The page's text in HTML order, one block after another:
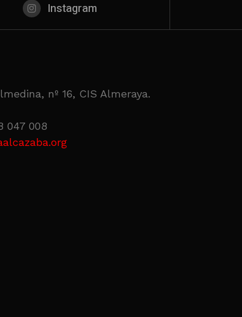
Instagram
nº 16, CIS Almeraya.
047 008